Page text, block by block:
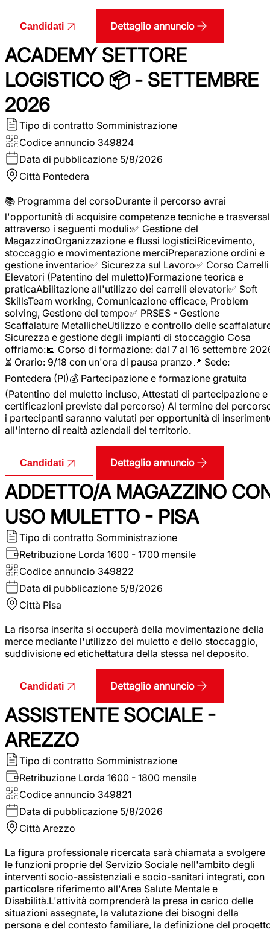
Candidati Dettaglio annuncio
ACADEMY SETTORE
LOGISTICO 📦 - SETTEMBRE
2026
Tipo di contratto Somministrazione
Codice annuncio 349824
Data di pubblicazione 5/8/2026
Città Pontedera
📚 Programma del corsoDurante il percorso avrai
l'opportunità di acquisire competenze tecniche e
attraverso i seguenti moduli:✅ Gestione del
MagazzinoOrganizzazione e flussi logisticiRicevimento,
stoccaggio e movimentazione merciPreparazione ordini e
gestione inventario✅ Sicurezza sul Lavoro✅ Corso Carrelli
Elevatori (Patentino del muletto)Formazione teorica e
praticaAbilitazione all'utilizzo dei carrelli elevatori✅ Soft
SkillsTeam working, Comunicazione efficace, Problem
solving, Gestione del tempo✅ PRSES - Gestione
Scaffalature MetallicheUtilizzo e controllo delle
Sicurezza e gestione degli impianti di stoccaggio Cosa
offriamo:📅 Corso di formazione: dal 7 al 16 settembre
⏳ Orario: 9/18 con un'ora di pausa pranzo📍 Sede:
Pontedera (PI)💰 Partecipazione e formazione gratuita
(Patentino del muletto incluso, Attestati di partecipazione e
certificazioni previste dal percorso) Al termine del
i partecipanti saranno valutati per opportunità di
all'interno di realtà aziendali del territorio.
Candidati Dettaglio annuncio
ADDETTO/A MAGAZZINO
USO MULETTO - PISA
Tipo di contratto Somministrazione
Retribuzione Lorda 1600 - 1700 mensile
Codice annuncio 349822
Data di pubblicazione 5/8/2026
Città Pisa
La risorsa inserita si occuperà della movimentazione della
merce mediante l'utilizzo del muletto e dello stoccaggio,
suddivisione ed etichettatura della stessa nel deposito.
Candidati Dettaglio annuncio
ASSISTENTE SOCIALE -
AREZZO
Tipo di contratto Somministrazione
Retribuzione Lorda 1600 - 1800 mensile
Codice annuncio 349821
Data di pubblicazione 5/8/2026
Città Arezzo
La figura professionale ricercata sarà chiamata a svolgere
le funzioni proprie del Servizio Sociale nell'ambito degli
interventi socio-assistenziali e socio-sanitari integrati, con
particolare riferimento all'Area Salute Mentale e
Disabilità.L'attività comprenderà la presa in carico delle
situazioni assegnate, la valutazione dei bisogni della
persona e del contesto familiare, la definizione del